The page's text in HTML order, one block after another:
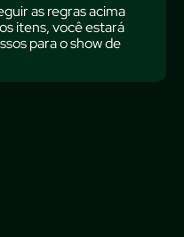
as regras acima
itens, você estará
para o show de